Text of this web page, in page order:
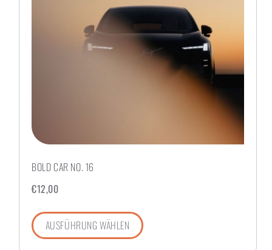
BOLD CAR NO. 16
€12,00
AUSFÜHRUNG WÄHLEN